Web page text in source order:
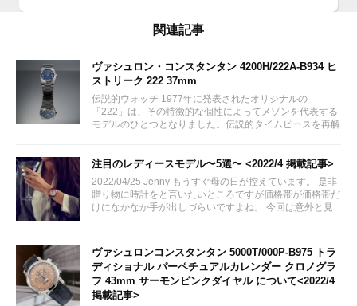
るかもしれません。
関連記事
ヴァシュロン・コンスタンタン 4200H/222A-B934 ヒ
ストリーク 222 37mm
伝説的ウォッチ 1977年に発表されたオリジナルの
「222」は、その特徴的な個性によってメゾンを代表する
モデルのひとつとなりました。伝説的タイムピースを再解
注目のレディースモデル〜5選〜 <2022/4 掲載記事>
2022/04/25 Jenny もうすぐ母の日が控えています。 是非
贈り物に時計をと言いたいところですが価格帯が価格帯だ
けになかなか手が出しづらいですよね。 今回は意外と見
ヴァシュロンコンスタンタン 5000T/000P-B975 トラ
ディショナル パーペチュアルカレンダー クロノグラ
フ 43mm サーモンピンクダイヤル について<2022/4
掲載記事>